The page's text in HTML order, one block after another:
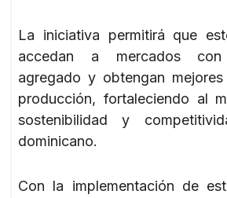
La iniciativa permitirá que
accedan a mercados
agregado y obtengan
producción, fortaleciendo al
sostenibilidad y
dominicano.
Con la implementación de